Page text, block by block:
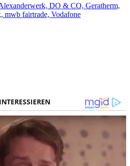
DO & CO, Geratherm,
mwb fairtrade, Vodafone